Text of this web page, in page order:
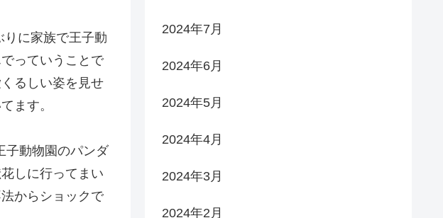
に家族で王子動
っていうことで
るしい姿を見せ
ます。
子動物園のパンダ
しに行ってまい
からショックで
2024年7月
2024年6月
2024年5月
2024年4月
2024年3月
2024年2月